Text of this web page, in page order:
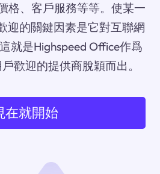
格、客戶服務等等。使某一
迎的關鍵因素是它對互聯網
就是Highspeed Office作爲
歡迎的提供商脫穎而出。
在就開始